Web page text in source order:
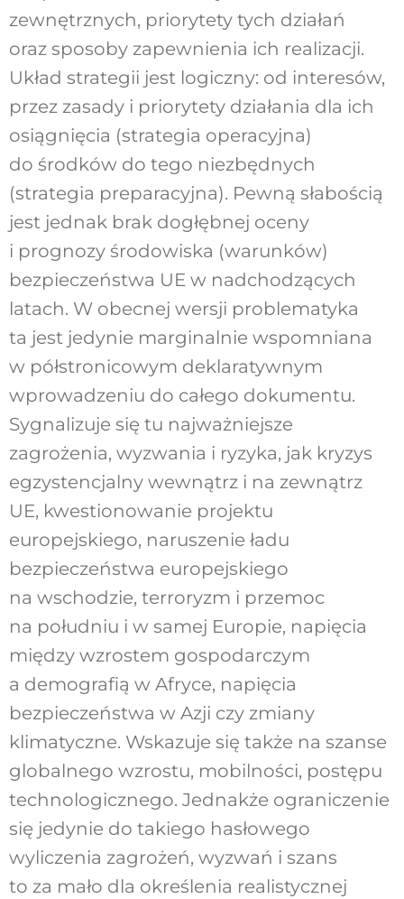
zewnętrznych, priorytety tych działań
oraz sposoby zapewnienia ich realizacji.
Układ strategii jest logiczny: od interesów,
przez zasady i priorytety działania dla ich
osiągnięcia (strategia operacyjna)
do środków do tego niezbędnych
(strategia preparacyjna). Pewną słabością
jest jednak brak dogłębnej oceny
i prognozy środowiska (warunków)
bezpieczeństwa UE w nadchodzących
latach. W obecnej wersji problematyka
ta jest jedynie marginalnie wspomniana
w półstronicowym deklaratywnym
wprowadzeniu do całego dokumentu.
Sygnalizuje się tu najważniejsze
zagrożenia, wyzwania i ryzyka, jak kryzys
egzystencjalny wewnątrz i na zewnątrz
UE, kwestionowanie projektu
europejskiego, naruszenie ładu
bezpieczeństwa europejskiego
na wschodzie, terroryzm i przemoc
na południu i w samej Europie, napięcia
między wzrostem gospodarczym
a demografią w Afryce, napięcia
bezpieczeństwa w Azji czy zmiany
klimatyczne. Wskazuje się także na szanse
globalnego wzrostu, mobilności, postępu
technologicznego. Jednakże ograniczenie
się jedynie do takiego hasłowego
wyliczenia zagrożeń, wyzwań i szans
to za mało dla określenia realistycznej